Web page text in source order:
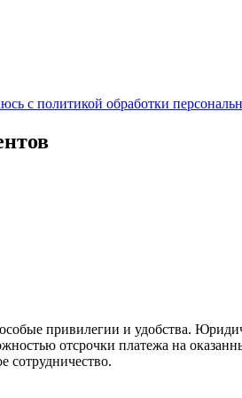
с политикой обработки
привилегии и удобства.
отсрочки платежа на
сотрудничество.